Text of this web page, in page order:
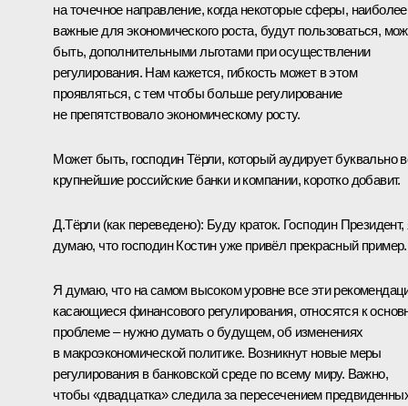
на точечное направление, когда некоторые сферы, наиболее
важные для экономического роста, будут пользоваться,
быть, дополнительными льготами при осуществлении
регулирования. Нам кажется, гибкость может в этом
проявляться, с тем чтобы больше регулирование
не препятствовало экономическому росту.
Может быть, господин Тёрли, который аудирует буквально
крупнейшие российские банки и компании, коротко добавит.
Д.Тёрли(как переведено): Буду краток. Господин Президент,
думаю, что господин Костин уже привёл прекрасный пример.
Я думаю, что на самом высоком уровне все эти
касающиеся финансового регулирования, относятся к
проблеме – нужно думать о будущем, об изменениях
в макроэкономической политике. Возникнут новые меры
регулирования в банковской среде по всему миру. Важно,
чтобы «двадцатка» следила за пересечением